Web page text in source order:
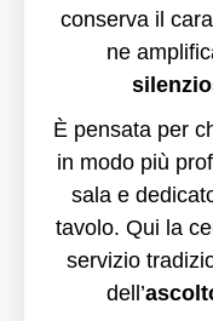
conserva il
ne
È pensata per
in modo più
sala e
tavolo. Qui la
servizio
dell’